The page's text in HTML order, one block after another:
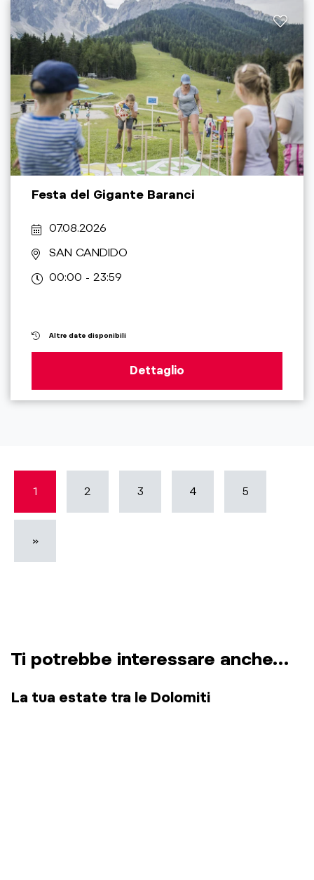
Festa del Gigante Baranci
07.08.2026
SAN CANDIDO
00:00 - 23:59
Altre date disponibili
Dettaglio
1 2 3 4 5
»
Ti potrebbe interessare anche…
La tua estate tra le Dolomiti